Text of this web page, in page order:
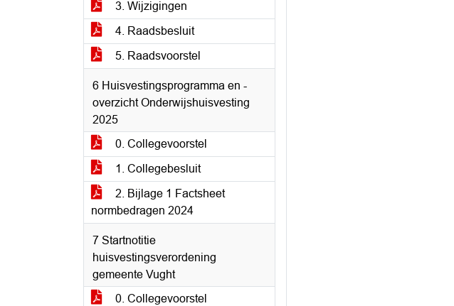
3. Wijzigingen
4. Raadsbesluit
5. Raadsvoorstel
6 Huisvestingsprogramma en -
overzicht Onderwijshuisvesting
2025
0. Collegevoorstel
1. Collegebesluit
2. Bijlage 1 Factsheet
normbedragen 2024
7 Startnotitie
huisvestingsverordening
gemeente Vught
0. Collegevoorstel